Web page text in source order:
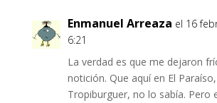
Enmanuel Arreaza el 16
6:21
La verdad es que me dejaron
notición. Que aquí en El
Tropiburguer, no lo sabía. Pero